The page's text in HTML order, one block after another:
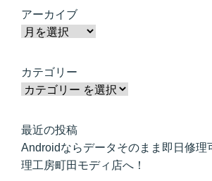
アーカイブ
カテゴリー
最近の投稿
Androidならデータそのまま即日修理
理工房町田モディ店へ！